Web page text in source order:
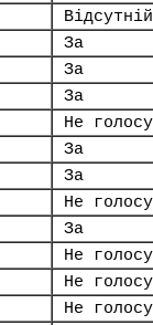
Відсутній
За
За
За
Не
За
За
Не
За
Не
Не
Не